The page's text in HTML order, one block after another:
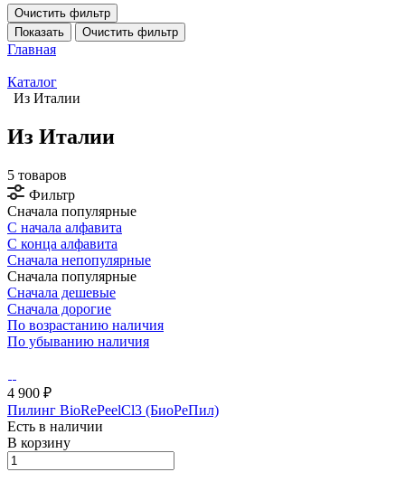
Очистить фильтр
Показать
Очистить фильтр
Главная
Каталог
Из Италии
Из Италии
5 товаров
Фильтр
Сначала популярные
С начала алфавита
С конца алфавита
Сначала непопулярные
Сначала популярные
Сначала дешевые
Сначала дорогие
По возрастанию наличия
По убыванию наличия
4 900 ₽
Пилинг BioRePeelCl3 (БиоРеПил)
Есть в наличии
В корзину